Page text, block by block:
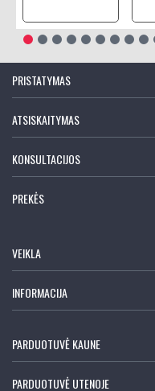
PRISTATYMAS
ATSISKAITYMAS
KONSULTACIJOS
PREKĖS
VEIKLA
INFORMACIJA
PARDUOTUVĖ KAUNE
PARDUOTUVĖ UTENOJE